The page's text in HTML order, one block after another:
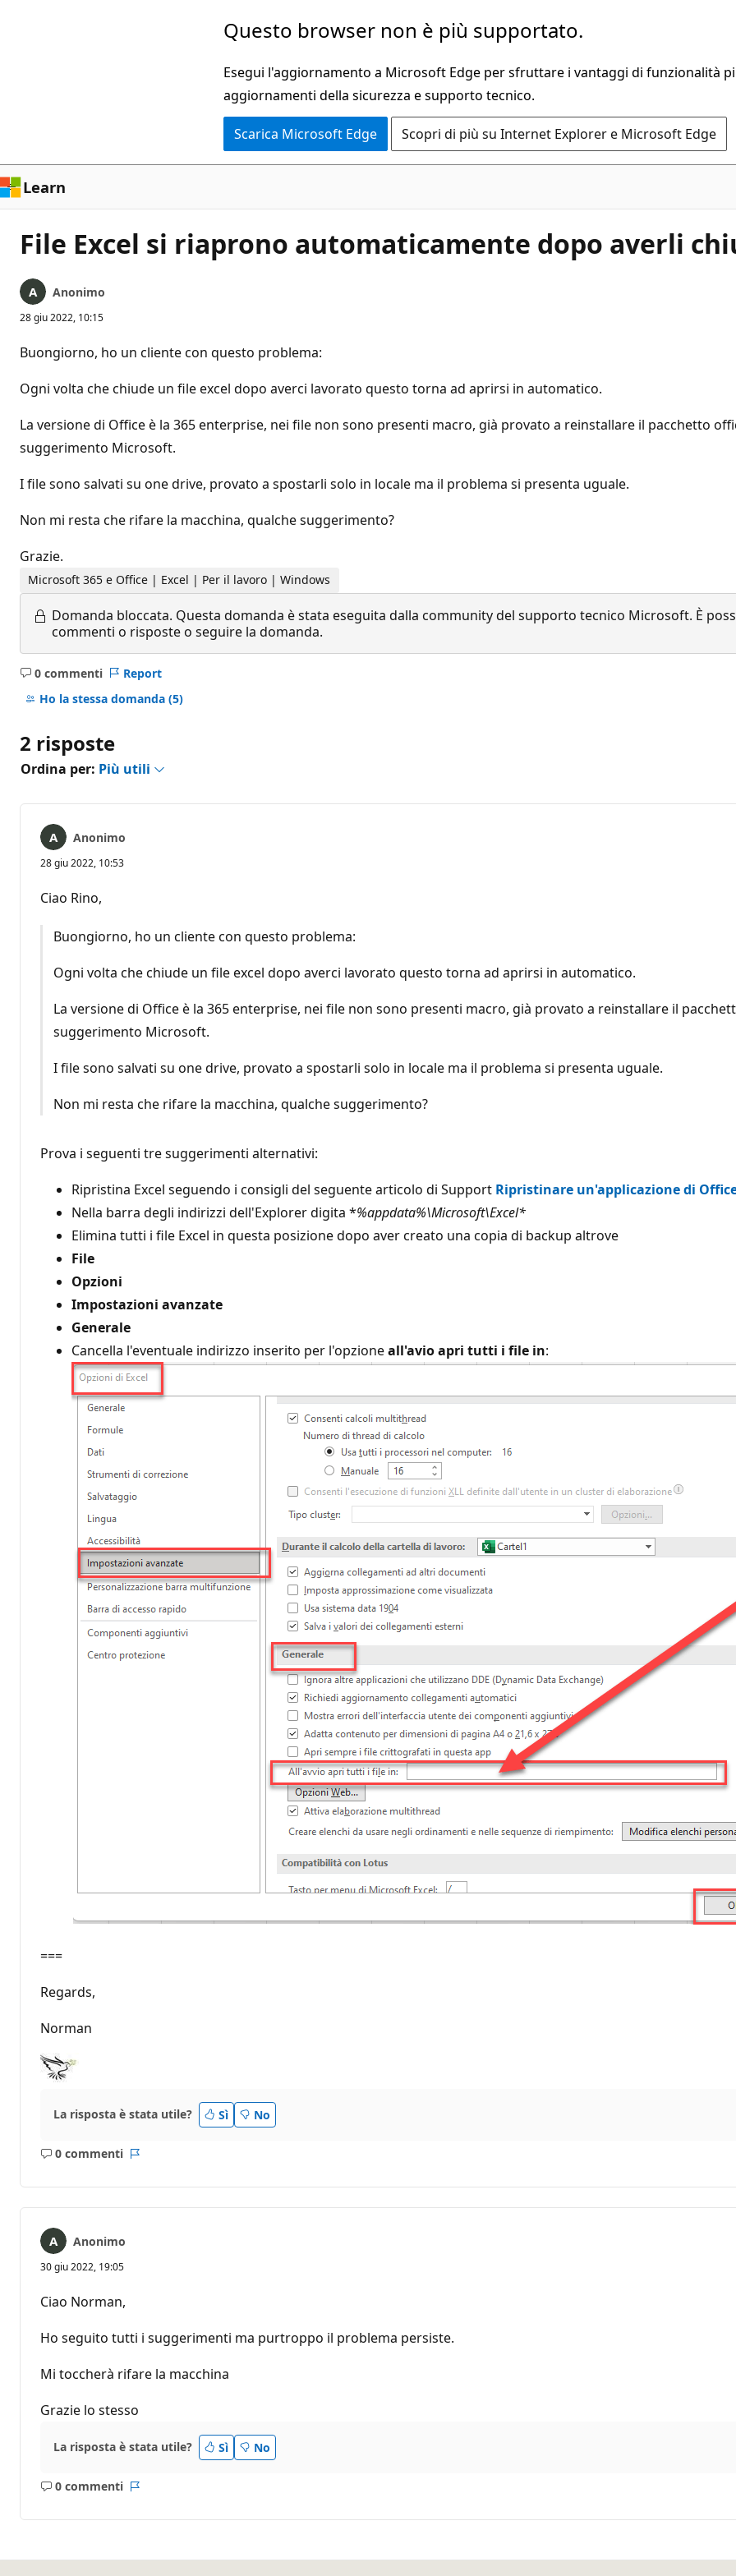
Questo browser non è più supportato.
Esegui l'aggiornamento a Microsoft Edge per sfruttare i vantaggi di funzionalità
aggiornamenti della sicurezza e supporto tecnico.
Scarica Microsoft Edge Scopri di più su Internet Explorer e Microsoft Edge
Learn
File Excel si riaprono automaticamente dopo averli
Anonimo
28 giu 2022, 10:15
Buongiorno, ho un cliente con questo problema:
Ogni volta che chiude un file excel dopo averci lavorato questo torna ad aprirsi in automatico.
La versione di Office è la 365 enterprise, nei file non sono presenti macro, già provato a reinstallare il pacchetto
suggerimento Microsoft.
I file sono salvati su one drive, provato a spostarli solo in locale ma il problema si presenta uguale.
Non mi resta che rifare la macchina, qualche suggerimento?
Grazie.
Microsoft 365 e Office | Excel | Per il lavoro | Windows
Domanda bloccata. Questa domanda è stata eseguita dalla community del supporto tecnico Microsoft. È
commenti o risposte o seguire la domanda.
0 commenti
Nessun
commento
Report
Ho la stessa domanda (5)
2 risposte
Ordina per: Più utili
Anonimo
28 giu 2022, 10:53
Ciao Rino,
Buongiorno, ho un cliente con questo problema:
Ogni volta che chiude un file excel dopo averci lavorato questo torna ad aprirsi in automatico.
La versione di Office è la 365 enterprise, nei file non sono presenti macro, già provato a reinstallare il
suggerimento Microsoft.
I file sono salvati su one drive, provato a spostarli solo in locale ma il problema si presenta uguale.
Non mi resta che rifare la macchina, qualche suggerimento?
Prova i seguenti tre suggerimenti alternativi:
Ripristina Excel seguendo i consigli del seguente articolo di Support Ripristinare un'applicazione di
Nella barra degli indirizzi dell'Explorer digita *%appdata%\Microsoft\Excel*
Elimina tutti i file Excel in questa posizione dopo aver creato una copia di backup altrove
File
Opzioni
Impostazioni avanzate
Generale
Cancella l'eventuale indirizzo inserito per l'opzioneall'avio apri tutti i file in:
===
Regards,
Norman
La risposta è stata utile? Sì No
0 commenti
Nessun
Anonimo
30 giu 2022, 19:05
Ciao Norman,
Ho seguito tutti i suggerimenti ma purtroppo il problema persiste.
Mi toccherà rifare la macchina
Grazie lo stesso
La risposta è stata utile? Sì No
0 commenti
Nessun